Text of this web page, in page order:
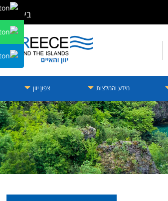
ביטוח
מידע והמלצות צפון יוון